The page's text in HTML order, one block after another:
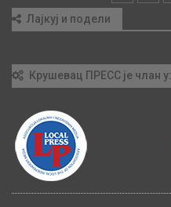
Лајкуј и подели
Крушевац ПРЕСС је члан у: